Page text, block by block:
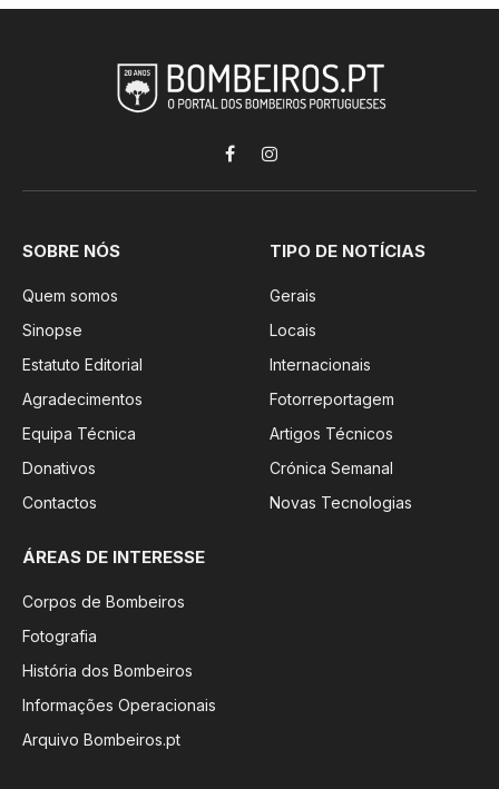
FacebookInstagram
SOBRE NÓS
Quem somos
Sinopse
Estatuto Editorial
Agradecimentos
Equipa Técnica
Donativos
Contactos
TIPO DE NOTÍCIAS
Gerais
Locais
Internacionais
Fotorreportagem
Artigos Técnicos
Crónica Semanal
Novas Tecnologias
ÁREAS DE INTERESSE
Corpos de Bombeiros
Fotografia
História dos Bombeiros
Informações Operacionais
Arquivo Bombeiros.pt